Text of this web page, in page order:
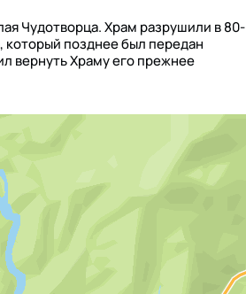
Чудотворца. Храм разрушили в 80-
который позднее был передан
вернуть Храму его прежнее